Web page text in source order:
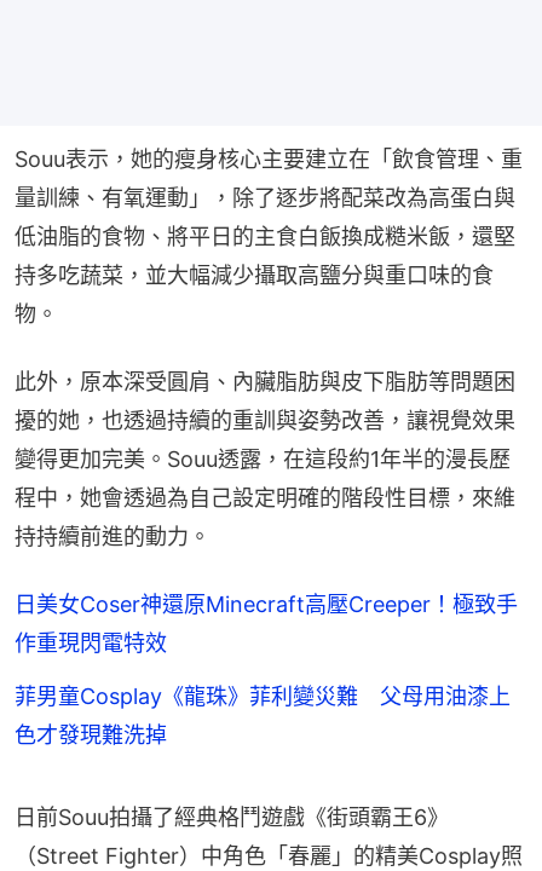
Souu表示，她的瘦身核心主要建立在「飲食管理、重
量訓練、有氧運動」，除了逐步將配菜改為高蛋白與
低油脂的食物、將平日的主食白飯換成糙米飯，還堅
持多吃蔬菜，並大幅減少攝取高鹽分與重口味的食
物。
此外，原本深受圓肩、內臟脂肪與皮下脂肪等問題困
擾的她，也透過持續的重訓與姿勢改善，讓視覺效果
變得更加完美。Souu透露，在這段約1年半的漫長歷
程中，她會透過為自己設定明確的階段性目標，來維
持持續前進的動力。
日美女Coser神還原Minecraft高壓Creeper！極致手
作重現閃電特效
菲男童Cosplay《龍珠》菲利變災難 父母用油漆上
色才發現難洗掉
日前Souu拍攝了經典格鬥遊戲《街頭霸王6》
（Street Fighter）中角色「春麗」的精美Cosplay照